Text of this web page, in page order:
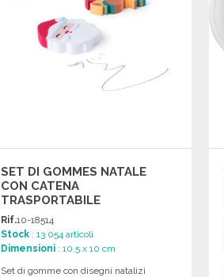
SET DI GOMMES NATALE
CON CATENA
TRASPORTABILE
Rif.10-18514
Stock : 13 054 articoli
Dimensioni : 10.5 x 10 cm
Set di gomme con disegni natalizi